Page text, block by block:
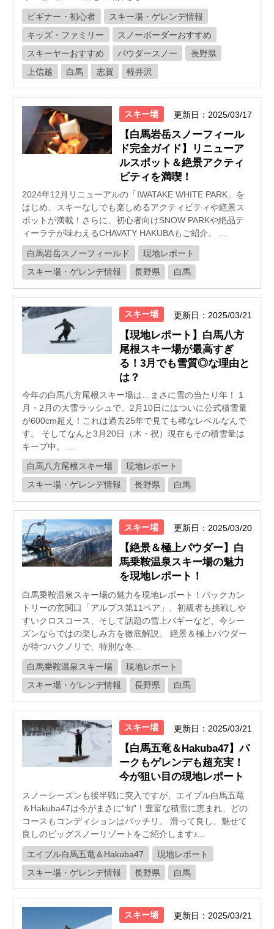
ビギナー・初心者
スキー場・ゲレンデ情報
キッズ・ファミリー
スノーボーダーおすすめ
スキーヤーおすすめ
パウダースノー
長野県
上信越
白馬 志賀 軽井沢
スキー場 更新日：2025/03/17
【白馬岩岳スノーフィール
ド完全ガイド】リニューア
ルスポット＆絶景アクティ
ビティを満喫！
2024年12月リニューアルの「IWATAKE WHITE PARK」を
はじめ、スキーなしでも楽しめるアクティビティや絶景ス
ポットが満載！さらに、初心者向けSNOW PARKや絶品テ
ィーラテが味わえるCHAVATY HAKUBAもご紹介。 ...
白馬岩岳スノーフィールド
現地レポート
スキー場・ゲレンデ情報
長野県 白馬
スキー場 更新日：2025/03/21
【現地レポート】白馬八方
尾根スキー場が最高すぎ
る！3月でも雪質◎な理由と
は？
今年の白馬八方尾根スキー場は…まさに雪の当たり年！ 1
月・2月の大雪ラッシュで、2月10日にはついに公式積雪量
が600cm超え！これは過去25年で見ても稀なレベルなんで
す。 そしてなんと3月20日（木・祝）現在もその積雪量は
キープ中。 ...
白馬八方尾根スキー場
現地レポート
スキー場・ゲレンデ情報
長野県 白馬
スキー場 更新日：2025/03/20
【絶景＆極上パウダー】白
馬乗鞍温泉スキー場の魅力
を現地レポート！
白馬乗鞍温泉スキー場の魅力を現地レポート！バックカン
トリーの玄関口「アルプス第11ペア」、初級者も挑戦しや
すいクロスコース、そして話題の雪上バギーなど、今シー
ズンならではの楽しみ方を徹底解説。 絶景＆極上パウダー
が待つハクノリで、特別な冬...
白馬乗鞍温泉スキー場
現地レポート
スキー場・ゲレンデ情報
長野県 白馬
スキー場 更新日：2025/03/21
【白馬五竜＆Hakuba47】パ
ークもゲレンデも超充実！
今が狙い目の現地レポート
スノーシーズンも後半戦に突入ですが、エイブル白馬五竜
＆Hakuba47は今がまさに“旬”！豊富な積雪に恵まれ、どの
コースもコンディションはバッチリ。 滑って良し、魅せて
良しのビッグスノーリゾートをご紹介します♪...
エイブル白馬五竜＆Hakuba47
現地レポート
スキー場・ゲレンデ情報
長野県 白馬
スキー場 更新日：2025/03/21